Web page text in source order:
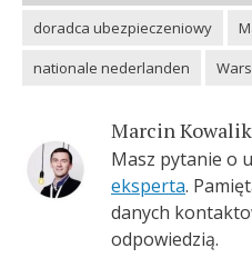
doradca ubezpieczeniowy
nationale nederlanden
Marcin Kowalik
Masz pytanie o
eksperta.
danych
odpowiedzią.